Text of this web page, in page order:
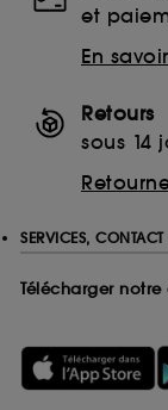
et
En
Retours
sous 14
SERVICES,
Télécharger